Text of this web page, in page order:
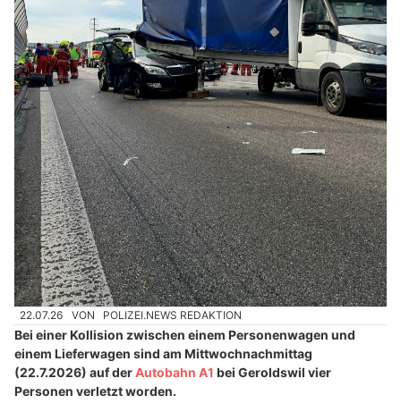
22.07.26 VON POLIZEI.NEWS REDAKTION
Bei einer Kollision zwischen einem Personenwagen und
einem Lieferwagen sind am Mittwochnachmittag